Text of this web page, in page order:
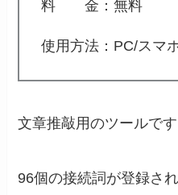
料 金：無料
使用方法：PC/スマ
文章推敲用のツールです
96個の接続詞が登録さ